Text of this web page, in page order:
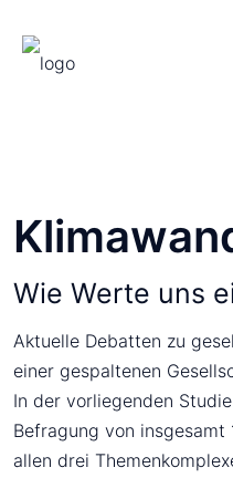
Wie Werte uns
Aktuelle Debatten zu
einer gespaltenen
In der vorliegenden
Befragung von
allen drei